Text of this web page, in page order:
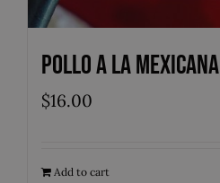
Pollo a la Mexicana
$16.00
Add to cart